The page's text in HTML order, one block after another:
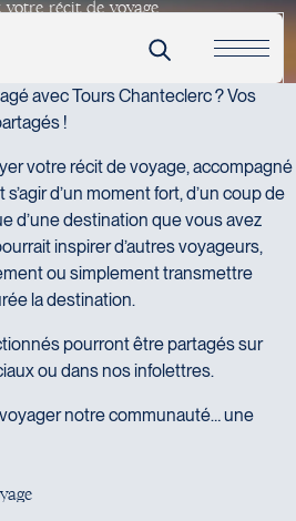
votre récit de voyage
est une histoire unique !
avec Tours Chanteclerc ? Vos
!
votre récit de voyage, accompagné
d’un moment fort, d’un coup de
d’une destination que vous avez
inspirer d’autres voyageurs,
ou simplement transmettre
la destination.
pourront être partagés sur
ou dans nos infolettres.
notre communauté… une
yage